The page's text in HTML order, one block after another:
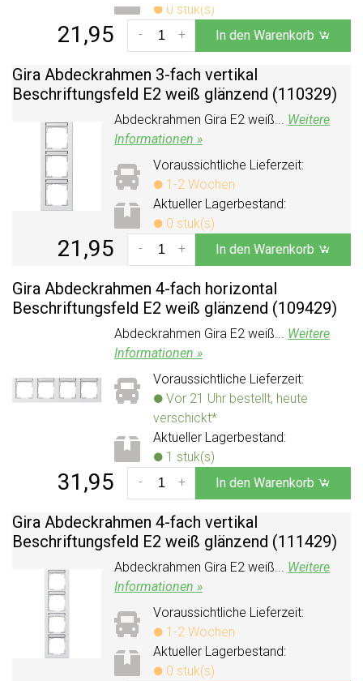
0 stuk(s)
21,95 +
- In den Warenkorb
Gira Abdeckrahmen 3-fach vertikal
Beschriftungsfeld E2 weiß glänzend (110329)
Abdeckrahmen Gira E2 weiß... Weitere
Informationen »
Voraussichtliche Lieferzeit:
1-2 Wochen
Aktueller Lagerbestand:
0 stuk(s)
21,95 +
- In den Warenkorb
Gira Abdeckrahmen 4-fach horizontal
Beschriftungsfeld E2 weiß glänzend (109429)
Abdeckrahmen Gira E2 weiß... Weitere
Informationen »
Voraussichtliche Lieferzeit:
Vor 21 Uhr bestellt, heute
verschickt*
Aktueller Lagerbestand:
1 stuk(s)
31,95 +
- In den Warenkorb
Gira Abdeckrahmen 4-fach vertikal
Beschriftungsfeld E2 weiß glänzend (111429)
Abdeckrahmen Gira E2 weiß... Weitere
Informationen »
Voraussichtliche Lieferzeit:
1-2 Wochen
Aktueller Lagerbestand:
0 stuk(s)